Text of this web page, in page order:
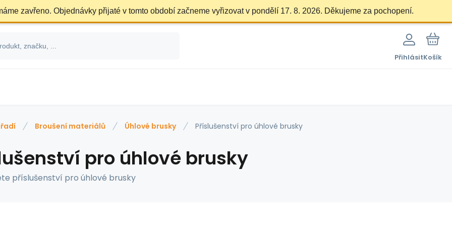
zavřeno. Objednávky přijaté v tomto období začneme vyřizovat v pondělí 17. 8. 2026. Děkujeme za pochopení.
PřihlásitKošík
Broušení materiálů Úhlové brusky Příslušenství pro úhlové brusky
pro úhlové brusky
příslušenství pro úhlové brusky